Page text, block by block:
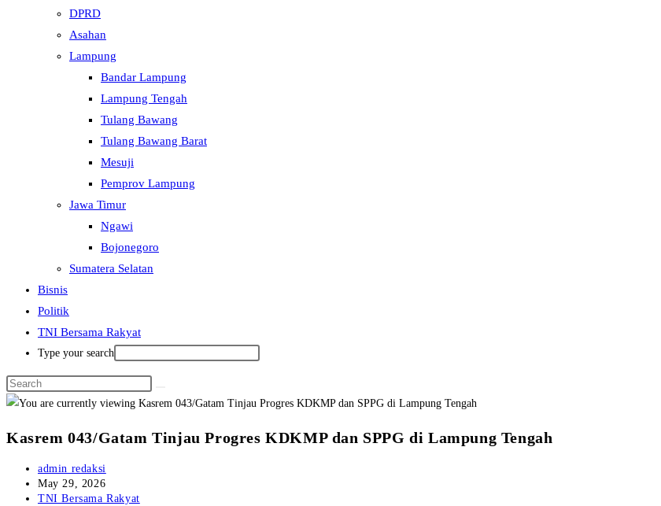
DPRD
Asahan
Lampung
Bandar Lampung
Lampung Tengah
Tulang Bawang
Tulang Bawang Barat
Mesuji
Pemprov Lampung
Jawa Timur
Ngawi
Bojonegoro
Sumatera Selatan
Bisnis
Politik
TNI Bersama Rakyat
Type your search
Kasrem 043/Gatam Tinjau Progres KDKMP dan SPPG di Lampung Tengah
Post
author:
admin redaksi
Post
published:
May 29, 2026
Post
TNI Bersama Rakyat